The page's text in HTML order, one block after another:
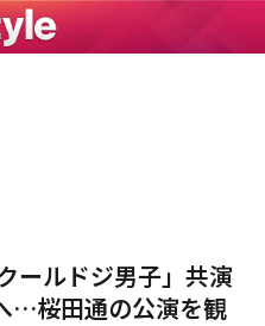
ールドジ男子」共演
…桜田通の公演を観